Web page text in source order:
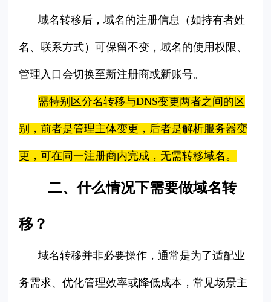
域名转移后，域名的注册信息（如持有者姓
名、联系方式）可保留不变，域名的使用权限、
管理入口会切换至新注册商或新账号。
需特别区分名转移与DNS变更两者之间的区
别，前者是管理主体变更，后者是解析服务器变
更，可在同一注册商内完成，无需转移域名。
二、什么情况下需要做域名转
移？
域名转移并非必要操作，通常是为了适配业
务需求、优化管理效率或降低成本，常见场景主